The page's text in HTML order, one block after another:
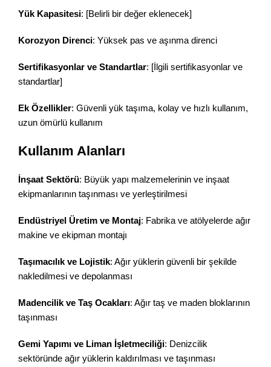
Yük Kapasitesi: [Belirli bir değer eklenecek]
Korozyon Direnci: Yüksek pas ve aşınma direnci
Sertifikasyonlar ve Standartlar: [İlgili sertifikasyonlar ve
standartlar]
Ek Özellikler: Güvenli yük taşıma, kolay ve hızlı kullanım,
uzun ömürlü kullanım
Kullanım Alanları
İnşaat Sektörü: Büyük yapı malzemelerinin ve inşaat
ekipmanlarının taşınması ve yerleştirilmesi
Endüstriyel Üretim ve Montaj: Fabrika ve atölyelerde ağır
makine ve ekipman montajı
Taşımacılık ve Lojistik: Ağır yüklerin güvenli bir şekilde
nakledilmesi ve depolanması
Madencilik ve Taş Ocakları: Ağır taş ve maden bloklarının
taşınması
Gemi Yapımı ve Liman İşletmeciliği: Denizcilik
sektöründe ağır yüklerin kaldırılması ve taşınması